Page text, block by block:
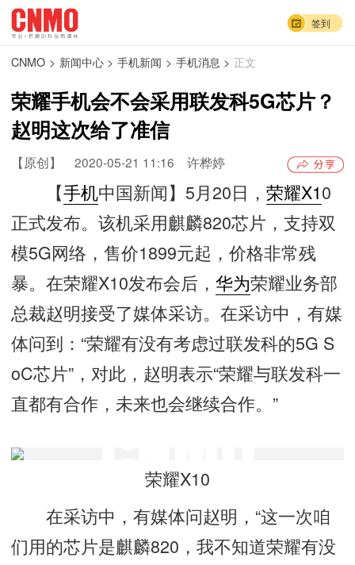
签到
CNMO > 新闻中心 > 手机新闻 > 手机消息 > 正文
荣耀手机会不会采用联发科5G芯片？
赵明这次给了准信
【原创】 2020-05-21 11:16 许桦婷
【手机中国新闻】5月20日，荣耀X10
正式发布。该机采用麒麟820芯片，支持双
模5G网络，售价1899元起，价格非常残
暴。在荣耀X10发布会后，华为荣耀业务部
总裁赵明接受了媒体采访。在采访中，有媒
体问到：“荣耀有没有考虑过联发科的5G S
oC芯片”，对此，赵明表示“荣耀与联发科一
直都有合作，未来也会继续合作。”
荣耀X10
在采访中，有媒体问赵明，“这一次咱
们用的芯片是麒麟820，我不知道荣耀有没